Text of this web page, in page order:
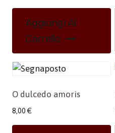
Aggiungi Al
Carrello
O dulcedo amoris
8,00 €